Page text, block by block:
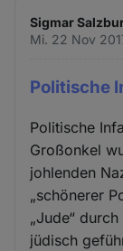
Sigmar
Mi. 22 Nov
Politische
Politische
Großonkel
johlenden
„schönerer
„Jude“
jüdisch